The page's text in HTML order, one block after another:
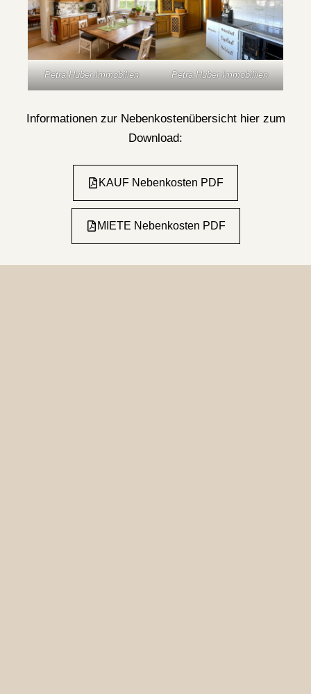
Petra Huber Immobilien Petra Huber Immobiliien
Informationen zur Nebenkostenübersicht hier zum
Download:
KAUF Nebenkosten PDF
MIETE Nebenkosten PDF